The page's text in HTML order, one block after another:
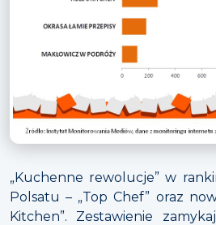
„Kuchenne rewolucje” w
Polsatu – „Top Chef” oraz
Kitchen”. Zestawienie